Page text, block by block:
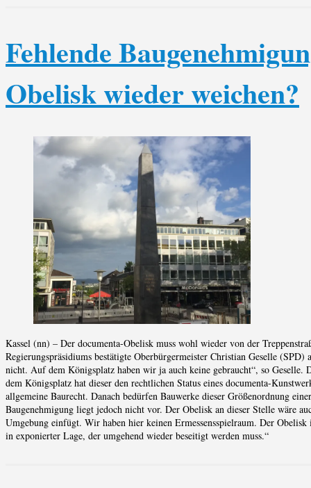
Fehlende
Obelisk wieder weichen?
Kassel (nn) – Der documenta-Obelisk muss wohl wieder von der
Regierungspräsidiums bestätigte Oberbürgermeister Christian Geselle
nicht. Auf dem Königsplatz haben wir ja auch keine gebraucht“, so Geselle.
dem Königsplatz hat dieser den rechtlichen Status eines documenta-
allgemeine Baurecht. Danach bedürfen Bauwerke dieser Größenordnung
Baugenehmigung liegt jedoch nicht vor. Der Obelisk an dieser Stelle wäre
Umgebung einfügt. Wir haben hier keinen Ermessensspielraum. Der
in exponierter Lage, der umgehend wieder beseitigt werden muss.“